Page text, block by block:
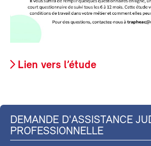
Lien vers l’étude
DEMANDE D'ASSISTANCE
PROFESSIONNELLE